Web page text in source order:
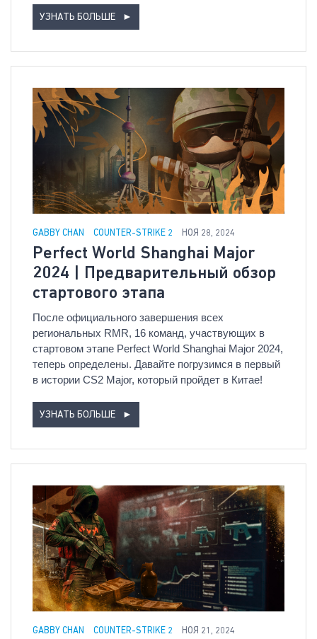
УЗНАТЬ БОЛЬШЕ ►
GABBY CHAN COUNTER-STRIKE 2 НОЯ 28, 2024
Perfect World Shanghai Major
2024 | Предварительный обзор
стартового этапа
После официального завершения всех
региональных RMR, 16 команд, участвующих в
стартовом этапе Perfect World Shanghai Major 2024,
теперь определены. Давайте погрузимся в первый
в истории CS2 Major, который пройдет в Китае!
УЗНАТЬ БОЛЬШЕ ►
GABBY CHAN COUNTER-STRIKE 2 НОЯ 21, 2024